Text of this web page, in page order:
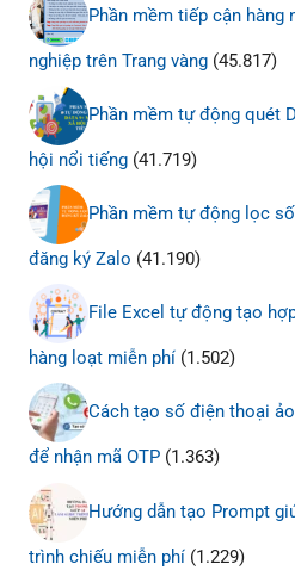
Phần mềm tiếp cận hàng
nghiệp trên Trang vàng (45.817)
Phần mềm tự động quét
hội nổi tiếng (41.719)
Phần mềm tự động lọc
đăng ký Zalo (41.190)
File Excel tự động tạo
hàng loạt miễn phí (1.502)
Cách tạo số điện thoại
để nhận mã OTP (1.363)
Hướng dẫn tạo Prompt
trình chiếu miễn phí (1.229)